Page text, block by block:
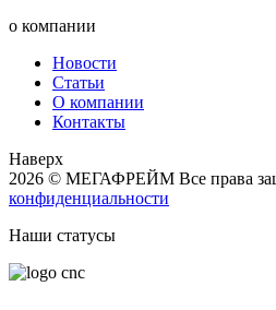
о компании
Новости
Статьи
О компании
Контакты
Наверх
2026 © МЕГАФРЕЙМ Все права
конфиденциальности
Наши статусы